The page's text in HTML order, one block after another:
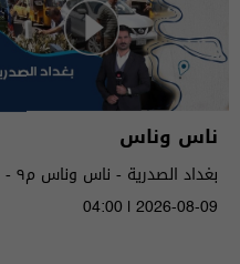
ناس وناس
بغداد الصدرية - ناس وناس م٩ -
الحلقة ٩٦ | الموسم 9
04:00 | 2026-08-09